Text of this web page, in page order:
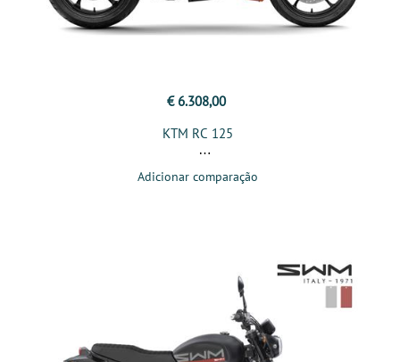
€ 6.308,00
KTM RC 125
Adicionar comparação